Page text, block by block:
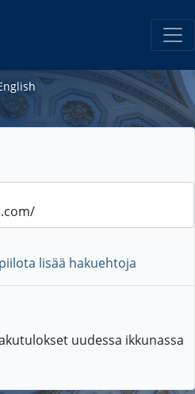
lisää hakuehtoja
uudessa ikkunassa